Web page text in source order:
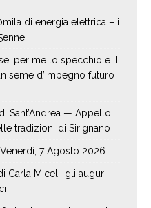
di energia elettrica – i
per me lo specchio e il
seme d’impegno futuro
Sant’Andrea — Appello
tradizioni di Sirignano
7 Agosto 2026
Carla Miceli: gli auguri